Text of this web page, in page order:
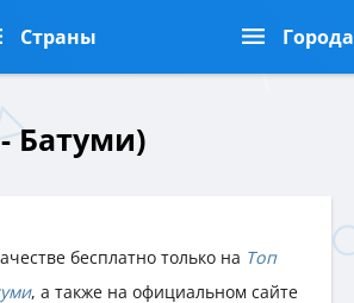
Страны Города
Батуми)
бесплатно только на Топ
, а также на официальном сайте